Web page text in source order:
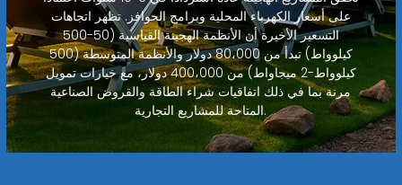
على أسعار الكهرباء المحلية وبرامج الحوافز. تظهر اتجاهات
التسعير الأخيرة أن الأنظمة الهجينة القياسية (50-500
كيلوواط) تبدأ من 80،000 دولار والأنظمة المتوسطة (500
كيلوواط-2 ميجاواط) من 400،000 دولار، مع خيارات تمويل
مرنة بما في ذلك اتفاقيات شراء الطاقة والقروض الصناعية
المتاحة للمشاريع التجارية.